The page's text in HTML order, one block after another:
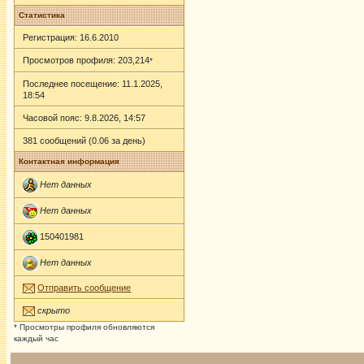
Статистика
Регистрация: 16.6.2010
Просмотров профиля: 203,214*
Последнее посещение: 11.1.2025,
18:54
Часовой пояс: 9.8.2026, 14:57
381 сообщений (0.06 за день)
Контактная информация
Нет данных
Нет данных
150401981
Нет данных
Отправить сообщение
скрыто
* Просмотры профиля обновляются
каждый час